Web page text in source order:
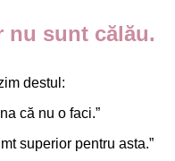
nu sunt călău.
destul:
că nu o faci.”
superior pentru asta.”